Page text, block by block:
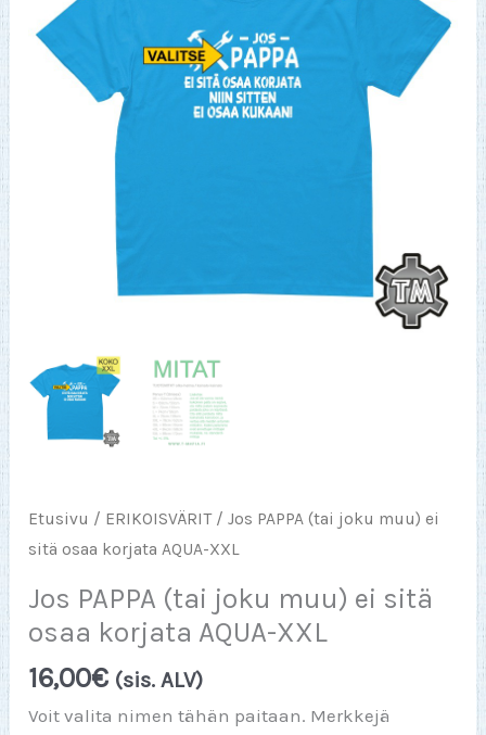
Etusivu / ERIKOISVÄRIT/ Jos PAPPA (tai joku muu) ei
sitä osaa korjata AQUA-XXL
Jos PAPPA (tai joku muu) ei sitä
osaa korjata AQUA-XXL
16,00€ (sis. ALV)
Voit valita nimen tähän paitaan. Merkkejä